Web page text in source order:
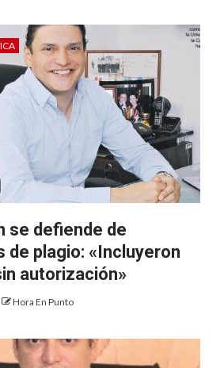
se defiende de
de plagio: «Incluyeron
autorización»
Hora En Punto